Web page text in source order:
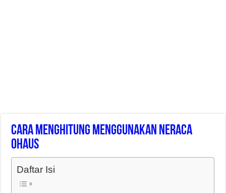
Cara Menghitung Menggunakan Neraca
Ohaus
Daftar Isi